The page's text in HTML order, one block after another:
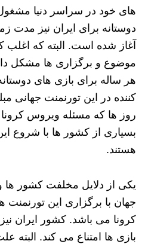
های خود در سراسر دنیا
دوستانه برای ایران نیز مدت
آغاز شده است. البته که اغلب
موضوع و برگزاری ها مشکل
هر ساله برای بازی های
کننده در این تورنمنت جهانی
روز ها که مسئله ویروس
بسیاری از کشور ها با شروع
هستند.
یکی از دلایل مخلفت کشور ها
جهان با برگزاری این
کرونا می باشد. کشور ایران نیز
بازی ها امتناع می کند. البته